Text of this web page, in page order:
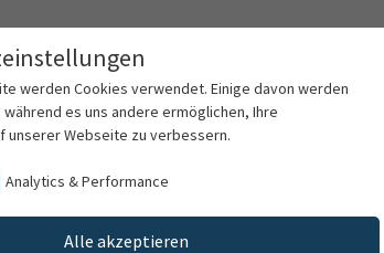
werden Cookies verwendet. Einige davon werden
es uns andere ermöglichen, Ihre
unserer Webseite zu verbessern.
Analytics & Performance
Alle akzeptieren